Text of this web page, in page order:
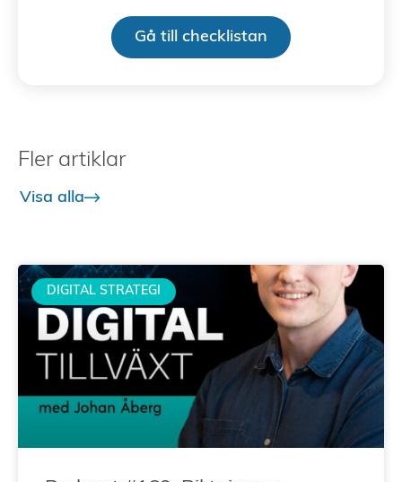
Gå till checklistan
Fler artiklar
Visa alla
DIGITAL STRATEGI